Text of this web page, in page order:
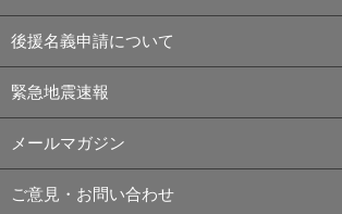
後援名義申請について
緊急地震速報
メールマガジン
ご意見・お問い合わせ